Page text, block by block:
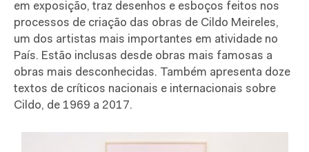
em exposição, traz desenhos e esboços feitos nos
processos de criação das obras de Cildo Meireles,
um dos artistas mais importantes em atividade no
País. Estão inclusas desde obras mais famosas a
obras mais desconhecidas. Também apresenta doze
textos de críticos nacionais e internacionais sobre
Cildo, de 1969 a 2017.